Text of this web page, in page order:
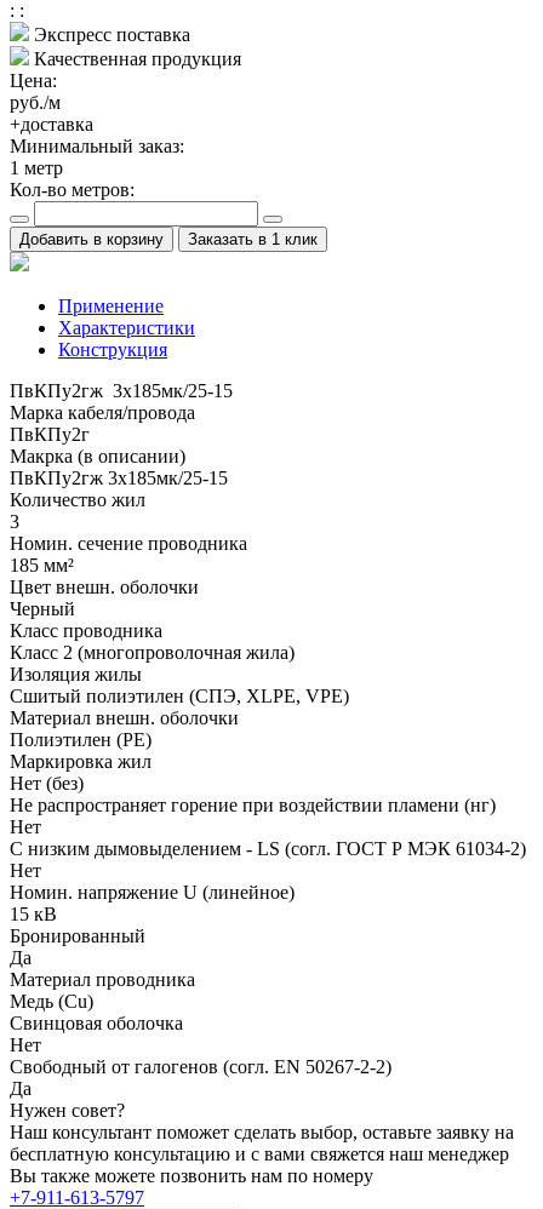
: :
Экспресс поставка
Качественная продукция
Цена:
руб./м
+доставка
Минимальный заказ:
1 метр
Кол-во метров:
Добавить в корзину Заказать в 1 клик
Применение
Характеристики
Конструкция
ПвКПу2гж 3x185мк/25-15
Марка кабеля/провода
ПвКПу2г
Макрка (в описании)
ПвКПу2гж 3x185мк/25-15
Количество жил
3
Номин. сечение проводника
185 мм²
Цвет внешн. оболочки
Черный
Класс проводника
Класс 2 (многопроволочная жила)
Изоляция жилы
Сшитый полиэтилен (СПЭ, XLPE, VPE)
Материал внешн. оболочки
Полиэтилен (PE)
Маркировка жил
Нет (без)
Не распространяет горение при воздействии пламени (нг)
Нет
С низким дымовыделением - LS (согл. ГОСТ Р МЭК 61034-2)
Нет
Номин. напряжение U (линейное)
15 кВ
Бронированный
Да
Материал проводника
Медь (Cu)
Свинцовая оболочка
Нет
Свободный от галогенов (согл. EN 50267-2-2)
Да
Нужен совет?
Наш консультант поможет сделать выбор, оставьте заявку на
бесплатную консультацию и с вами свяжется наш менеджер
Вы также можете позвонить нам по номеру
+7-911-613-5797